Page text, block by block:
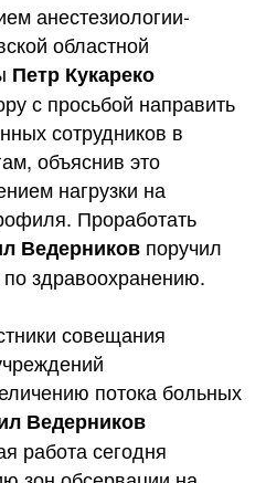
анестезиологии-
областной
Петр Кукареко
с просьбой направить
сотрудников в
объяснив это
нагрузки на
Проработать
Ведерников поручил
по здравоохранению.
совещания
потока больных
Ведерников
работа сегодня